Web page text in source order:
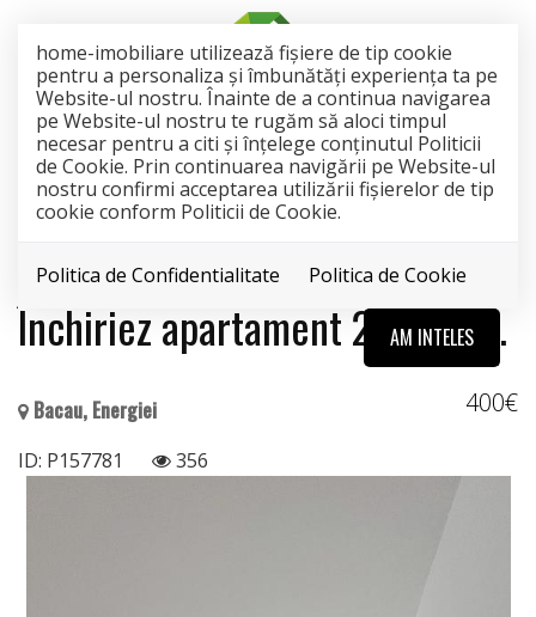
home-imobiliare utilizează fişiere de tip cookie
pentru a personaliza și îmbunătăți experiența ta pe
Website-ul nostru. Înainte de a continua navigarea
pe Website-ul nostru te rugăm să aloci timpul
necesar pentru a citi și înțelege conținutul Politicii
de Cookie. Prin continuarea navigării pe Website-ul
nostru confirmi acceptarea utilizării fişierelor de tip
cookie conform Politicii de Cookie.
Politica de Confidentialitate Politica de Cookie
AM INTELES
Închiriez apartament 2 camere.
Bacau, Energiei 400€
ID: P157781 356